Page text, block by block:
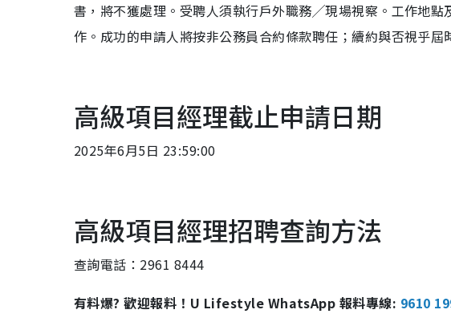
書，將不獲處理。受聘人須執行戶外職務╱現場視察。工作地
作。成功的申請人將按非公務員合約條款聘任；續約與否視乎
高級項目經理截止申請日期
2025年6月5日 23:59:00
高級項目經理招聘查詢方法
查詢電話：2961 8444
有料爆? 歡迎報料！U Lifestyle WhatsApp 報料專線: 9610